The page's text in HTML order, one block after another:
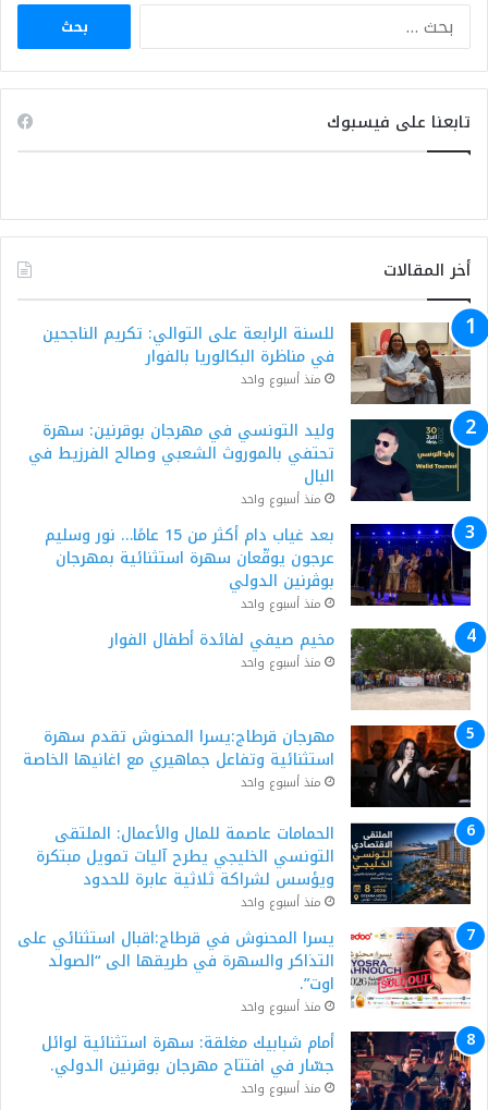
البحث
تابعنا على فيسبوك
أخر المقالات
للسنة الرابعة على التوالي: تكريم الناجحين
في مناظرة البكالوريا بالفوار
منذ أسبوع واحد
وليد التونسي في مهرجان بوقرنين: سهرة
تحتفي بالموروث الشعبي وصالح الفرزيط في
البال
منذ أسبوع واحد
بعد غياب دام أكثر من 15 عامًا… نور وسليم
عرجون يوقّعان سهرة استثنائية بمهرجان
بوڨرنين الدولي
منذ أسبوع واحد
مخيم صيفي لفائدة أطفال الفوار
منذ أسبوع واحد
مهرجان قرطاج:يسرا المحنوش تقدم سهرة
استثنائية وتفاعل جماهيري مع اغانيها الخاصة
منذ أسبوع واحد
الحمامات عاصمة للمال والأعمال: الملتقى
التونسي الخليجي يطرح آليات تمويل مبتكرة
ويؤسس لشراكة ثلاثية عابرة للحدود
منذ أسبوع واحد
يسرا المحنوش في قرطاج:اقبال استثنائي على
التذاكر والسهرة في طريقها الى “الصولد
اوت”.
منذ أسبوع واحد
أمام شبابيك مغلقة: سهرة استثنائية لوائل
جسّار في افتتاح مهرجان بوقرنين الدولي.
منذ أسبوع واحد